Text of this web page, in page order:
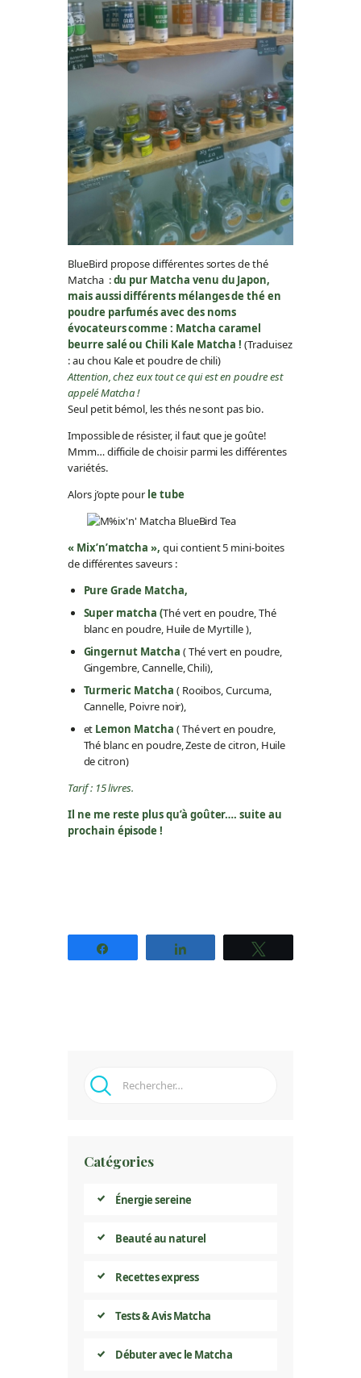
BlueBird propose différentes sortes de thé
Matcha :du pur Matcha venu du Japon,
mais aussi différents mélanges de thé en
poudre parfumés avec des noms
évocateurs comme : Matcha caramel
beurre salé ou Chili Kale Matcha !(Traduisez
: au chou Kale et poudre de chili)
Attention, chez eux tout ce qui est en poudre est
appelé Matcha !
Seul petit bémol, les thés ne sont pas bio.
Impossible de résister, il faut que je goûte!
Mmm… difficile de choisir parmi les différentes
variétés.
Alors j’opte pour le tube
« Mix’n’matcha », qui contient 5 mini-boites
de différentes saveurs :
Pure Grade Matcha,
Super matcha (Thé vert en poudre, Thé
blanc en poudre, Huile de Myrtille ),
Gingernut Matcha ( Thé vert en poudre,
Gingembre, Cannelle, Chili),
Turmeric Matcha ( Rooibos, Curcuma,
Cannelle, Poivre noir),
et Lemon Matcha ( Thé vert en poudre,
Thé blanc en poudre, Zeste de citron, Huile
de citron)
Tarif : 15 livres.
Il ne me reste plus qu’à goûter…. suite au
prochain épisode !
Rechercher :
Catégories
Énergie sereine
Beauté au naturel
Recettes express
Tests & Avis Matcha
Débuter avec le Matcha